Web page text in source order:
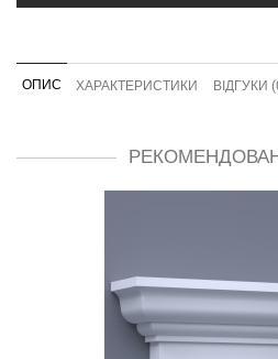
ОПИС ХАРАКТЕРИСТИКИ ВІДГУКИ